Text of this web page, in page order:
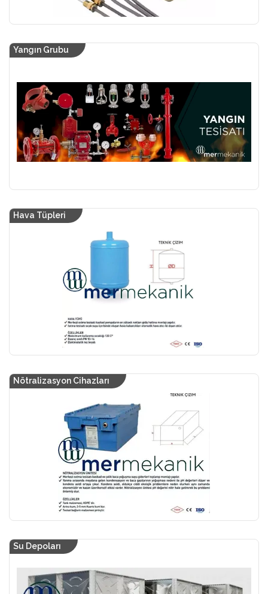
Yangın Grubu
Hava Tüpleri
Nötralizasyon Cihazları
Su Depoları